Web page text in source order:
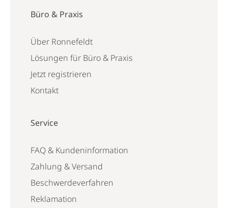
Büro & Praxis
Über Ronnefeldt
Lösungen für Büro & Praxis
Jetzt registrieren
Kontakt
Service
FAQ & Kundeninformation
Zahlung & Versand
Beschwerdeverfahren
Reklamation